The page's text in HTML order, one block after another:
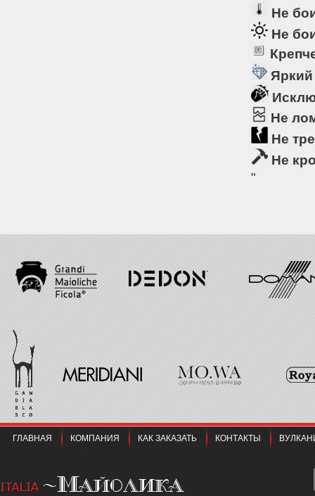
Не
Не
Не
Не
Не
"
ГЛАВНАЯ КОМПАНИЯ КАК ЗАКАЗАТЬ КОНТАКТЫ